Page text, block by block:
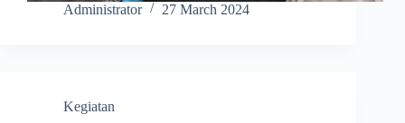
Administrator 27 March 2024
Kegiatan